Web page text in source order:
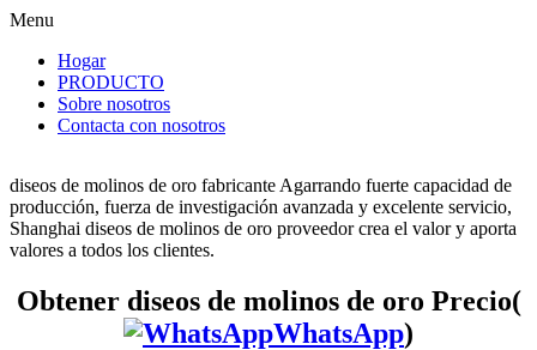
Menu
Hogar
PRODUCTO
Sobre nosotros
Contacta con nosotros
diseos de molinos de oro fabricante Agarrando fuerte capacidad de
producción, fuerza de investigación avanzada y excelente servicio,
Shanghai diseos de molinos de oro proveedor crea el valor y aporta
valores a todos los clientes.
Obtener diseos de molinos de oro Precio(
WhatsApp)